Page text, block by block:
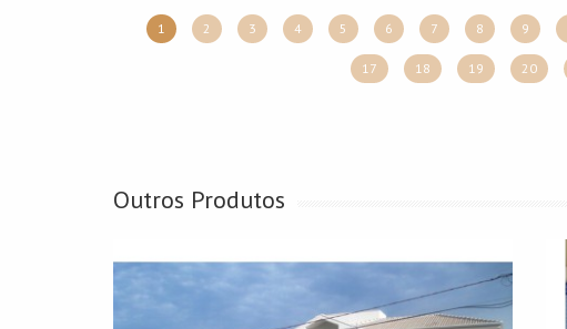
1 2 3 4 5 6 7 8 9
17 18 19 20
Outros Produtos